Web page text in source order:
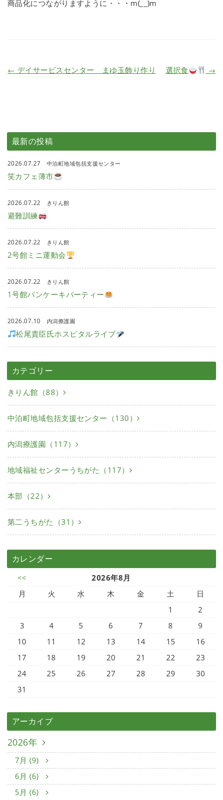
商品化につながりますように・・・m(__)m
← デイサービスセンター まゆ玉飾り作り 選択食 →
最新の投稿
2026.07.27 中泊町地域包括支援センター
笑カフェ薄市
2026.07.22 きりん館
避難訓練
2026.07.22 きりん館
2号館ミニ運動会
2026.07.22 きりん館
1号館パンケーキパーティー
2026.07.10 内潟療護園
松尾貴臣氏ホスピタルライブ
カテゴリー
きりん館（88）
中泊町地域包括支援センター（130）
内潟療護園（117）
地域福祉センターうちがた（117）
本部（22）
第二うちがた（31）
カレンダー
<<
2026年8月
月
火 水 木 金 土
日
1
2
3
4 5 6 7 8
9
10
11 12 13 14 15
16
17
18 19 20 21 22
23
24
25 26 27 28 29
30
31
アーカイブ
2026年
7月 (9)
6月 (6)
5月 (6)